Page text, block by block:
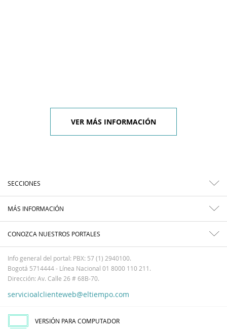
VER MÁS INFORMACIÓN
SECCIONES
MÁS INFORMACIÓN
CONOZCA NUESTROS PORTALES
Info general del portal: PBX: 57 (1) 2940100.
Bogotá 5714444 - Línea Nacional 01 8000 110 211.
Dirección: Av. Calle 26 # 68B-70.
servicioalclienteweb@eltiempo.com
VERSIÓN PARA COMPUTADOR